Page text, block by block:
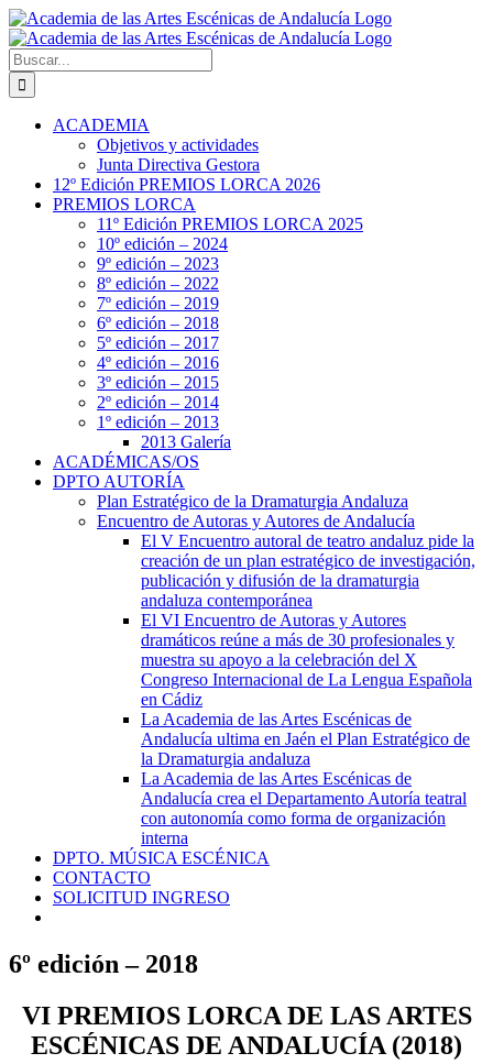
Saltar
al
contenido
Buscar:
ACADEMIA
Objetivos y actividades
Junta Directiva Gestora
12º Edición PREMIOS LORCA 2026
PREMIOS LORCA
11º Edición PREMIOS LORCA 2025
10º edición – 2024
9º edición – 2023
8º edición – 2022
7º edición – 2019
6º edición – 2018
5º edición – 2017
4º edición – 2016
3º edición – 2015
2º edición – 2014
1º edición – 2013
2013 Galería
ACADÉMICAS/OS
DPTO AUTORÍA
Plan Estratégico de la Dramaturgia Andaluza
Encuentro de Autoras y Autores de Andalucía
El V Encuentro autoral de teatro andaluz pide la
creación de un plan estratégico de investigación,
publicación y difusión de la dramaturgia
andaluza contemporánea
El VI Encuentro de Autoras y Autores
dramáticos reúne a más de 30 profesionales y
muestra su apoyo a la celebración del X
Congreso Internacional de La Lengua Española
en Cádiz
La Academia de las Artes Escénicas de
Andalucía ultima en Jaén el Plan Estratégico de
la Dramaturgia andaluza
La Academia de las Artes Escénicas de
Andalucía crea el Departamento Autoría teatral
con autonomía como forma de organización
interna
DPTO. MÚSICA ESCÉNICA
CONTACTO
SOLICITUD INGRESO
6º edición – 2018
VI PREMIOS LORCA DE LAS ARTES
ESCÉNICAS DE ANDALUCÍA (2018)